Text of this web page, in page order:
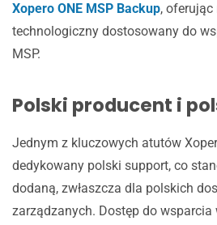
Xopero ONE MSP Backup,
technologiczny dostosowany do
MSP.
Polski producent i
Jednym z kluczowych atutów
dedykowany polski support, co
dodaną, zwłaszcza dla polskich
zarządzanych. Dostęp do